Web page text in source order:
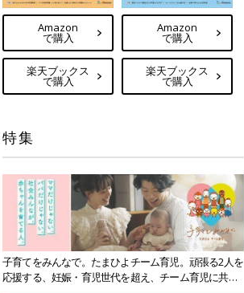
Amazon
で購入
楽天ブックス
で購入
Amazon
で購入
楽天ブックス
で購入
特集
子育てをみんなで。たまひよチーム育児。頑張る2人を
応援する、妊娠・育児世代を超え、チーム育児に共感